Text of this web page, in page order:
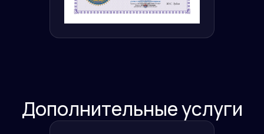
Дополнительные услуги